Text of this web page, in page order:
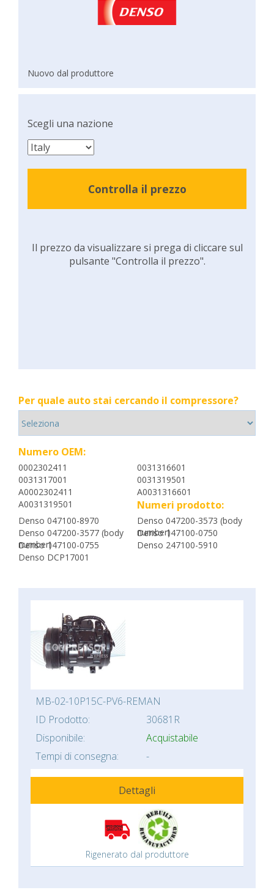
Nuovo dal produttore
Scegli una nazione
Controlla il prezzo
Il prezzo da visualizzare si prega di cliccare sul
pulsante "Controlla il prezzo".
Per quale auto stai cercando il compressore?
Numero OEM:
0002302411
0031316601
0031317001
0031319501
A0002302411
A0031316601
A0031319501
Numeri prodotto:
Denso 047100-8970
Denso 047200-3573 (body
number)
Denso 047200-3577 (body
number)
Denso 147100-0750
Denso 147100-0755
Denso 247100-5910
Denso DCP17001
MB-02-10P15C-PV6-REMAN
ID Prodotto:
30681R
Disponibile:
Acquistabile
Tempi di consegna:
-
Dettagli
Rigenerato dal produttore